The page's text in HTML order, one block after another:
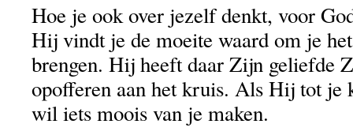
Hoe je ook over jezelf denkt, voor
Hij vindt je de moeite waard om je
brengen. Hij heeft daar Zijn geliefde
opofferen aan het kruis. Als Hij tot je
wil iets moois van je maken.